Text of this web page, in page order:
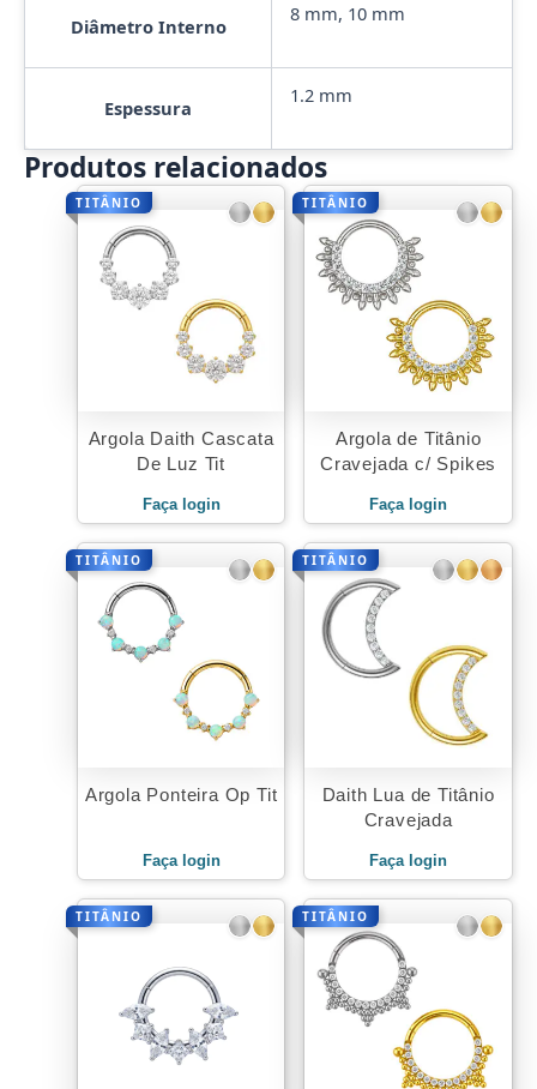
Diâmetro Interno
8 mm, 10 mm
Espessura
1.2 mm
Produtos relacionados
TITÂNIO
Argola Daith Cascata
De Luz Tit
Faça login
TITÂNIO
Argola de Titânio
Cravejada c/ Spikes
Faça login
TITÂNIO
Argola Ponteira Op Tit
Faça login
TITÂNIO
Daith Lua de Titânio
Cravejada
Faça login
TITÂNIO TITÂNIO